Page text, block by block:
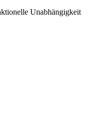
Unabhängigkeit